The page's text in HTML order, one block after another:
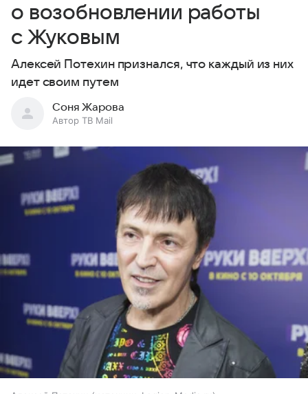
о возобновлении работы
с Жуковым
Алексей Потехин признался, что каждый из них
идет своим путем
Соня Жарова
Автор ТВ Mail